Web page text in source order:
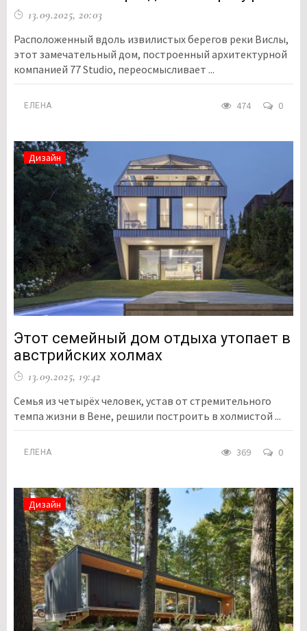
13.09.2025, 20:03
Расположенный вдоль извилистых берегов реки Вислы,
этот замечательный дом, построенный архитектурной
компанией 77 Studio, переосмысливает ...
ЕЛЕНА 474 0
Дизайн
Этот семейный дом отдыха утопает в
австрийских холмах
13.09.2025, 19:42
Семья из четырёх человек, устав от стремительного
темпа жизни в Вене, решили построить в холмистой ...
ЕЛЕНА 369 0
Дизайн